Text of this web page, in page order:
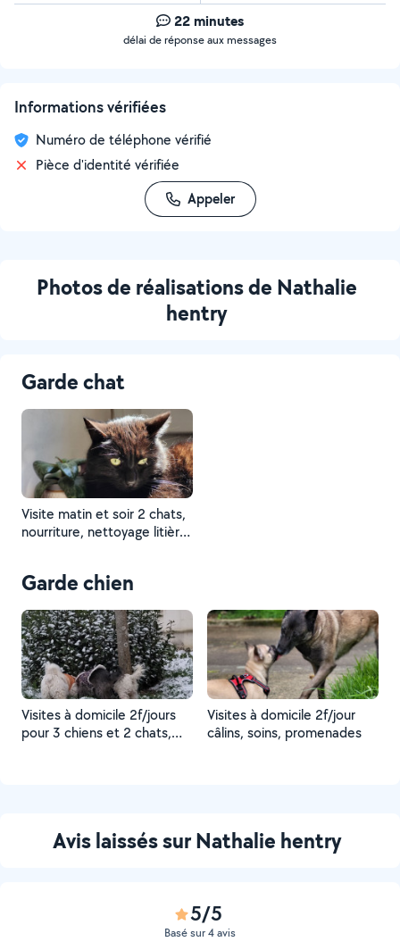
22 minutes
délai de réponse aux messages
Informations vérifiées
Numéro de téléphone vérifié
Pièce d'identité vérifiée
Appeler
Photos de réalisations de Nathalie
hentry
Garde chat
Visite matin et soir 2 chats,
nourriture, nettoyage litière,
Garde chien
Visites à domicile 2f/jours
pour 3 chiens et 2 chats,
Visites à domicile 2f/jour
câlins, soins, promenades
Avis laissés sur Nathalie hentry
5/5
Basé sur 4 avis